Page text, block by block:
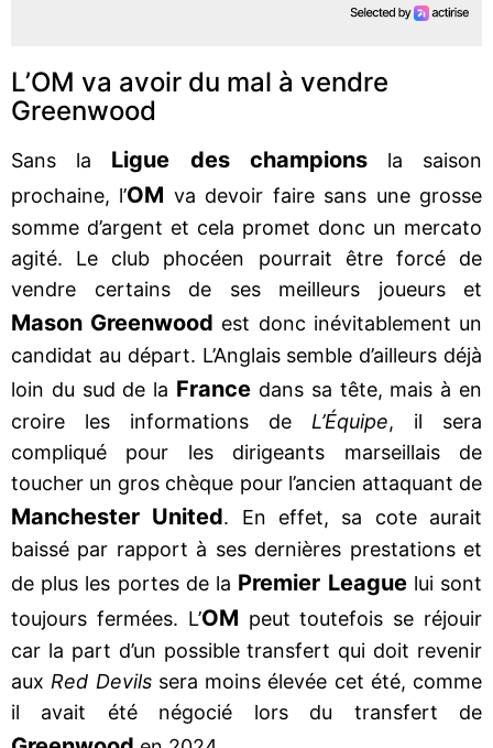
L’OM va avoir du mal à vendre
Greenwood
Sans la Ligue des championsla saison
prochaine, l’OM va devoir faire sans une grosse
somme d’argent et cela promet donc un mercato
agité. Le club phocéen pourrait être forcé de
vendre certains de ses meilleurs joueurs et
Mason Greenwood est donc inévitablement un
candidat au départ. L’Anglais semble d’ailleurs déjà
loin du sud de la France dans sa tête, mais à en
croire les informations de L’Équipe, il sera
compliqué pour les dirigeants marseillais de
toucher un gros chèque pour l’ancien attaquant de
Manchester United. En effet, sa cote aurait
baissé par rapport à ses dernières prestations et
de plus les portes de la Premier Leaguelui sont
toujours fermées. L’OM peut toutefois se réjouir
car la part d’un possible transfert qui doit revenir
aux Red Devilssera moins élevée cet été, comme
il avait été négocié lors du transfert de